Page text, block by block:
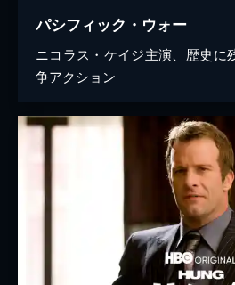
パシフィック・ウォー
ニコラス・ケイジ主演、歴史に
争アクション